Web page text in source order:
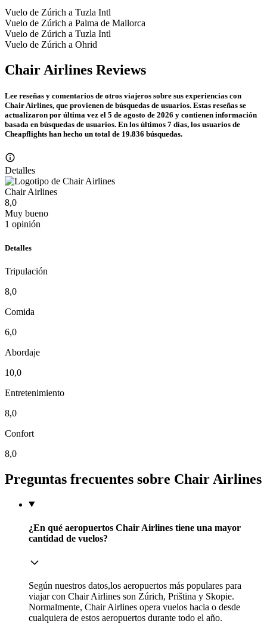
Vuelo de Zúrich a Tuzla Intl
Vuelo de Zúrich a Palma de Mallorca
Vuelo de Zúrich a Tuzla Intl
Vuelo de Zúrich a Ohrid
Chair Airlines Reviews
Lee reseñas y comentarios de otros viajeros sobre sus experiencias con
Chair Airlines, que provienen de búsquedas de usuarios. Estas reseñas se
actualizaron por ​última vez el 5 de agosto de 2026 y contienen información
basada en búsquedas de usuarios. En los últimos 7 días, los usuarios de
Cheapflights han hecho un total de 19.836 búsquedas.
Detalles
Chair Airlines
8,0
Muy bueno
1 opinión
Detalles
Tripulación
8,0
Comida
6,0
Abordaje
10,0
Entretenimiento
8,0
Confort
8,0
Preguntas frecuentes sobre Chair Airlines
¿En qué aeropuertos Chair Airlines tiene una mayor
cantidad de vuelos?
Según nuestros datos,los aeropuertos más populares para
viajar con Chair Airlines son Zúrich, Priština y Skopie.
Normalmente, Chair Airlines opera vuelos hacia o desde
cualquiera de estos aeropuertos durante todo el año.